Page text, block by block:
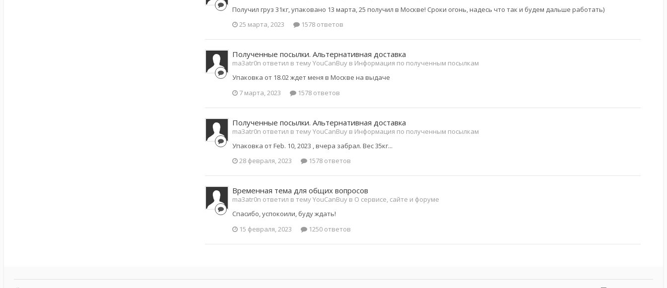
Получил груз 31кг, упаковано 13 марта, 25 получил в Москве! Сроки огонь, надесь что так и будем дальше работать)
25 марта, 2023
1578 ответов
Полученные посылки. Альтернативная доставка
ma3atr0n ответил в тему YouCanBuy в Информация по полученным посылкам
Упаковка от 18.02 ждет меня в Москве на выдаче
7 марта, 2023
1578 ответов
Полученные посылки. Альтернативная доставка
ma3atr0n ответил в тему YouCanBuy в Информация по полученным посылкам
Упаковка от Feb. 10, 2023 , вчера забрал. Вес 35кг...
28 февраля, 2023
1578 ответов
Временная тема для общих вопросов
ma3atr0n ответил в тему YouCanBuy в О сервисе, сайте и форуме
Спасибо, успокоили, буду ждать!
15 февраля, 2023
1250 ответов